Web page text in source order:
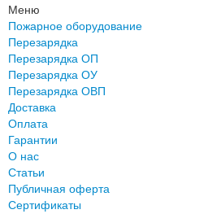
Меню
Пожарное оборудование
Перезарядка
Перезарядка ОП
Перезарядка ОУ
Перезарядка ОВП
Доставка
Оплата
Гарантии
О нас
Статьи
Публичная оферта
Сертификаты